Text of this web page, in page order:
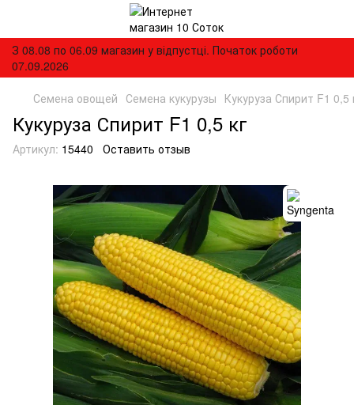
З 08.08 по 06.09 магазин у відпустці. Початок роботи
07.09.2026
Семена овощей Семена кукурузы Кукуруза Спирит F1 0,5
Кукуруза Спирит F1 0,5 кг
Артикул: 15440 Оставить отзыв